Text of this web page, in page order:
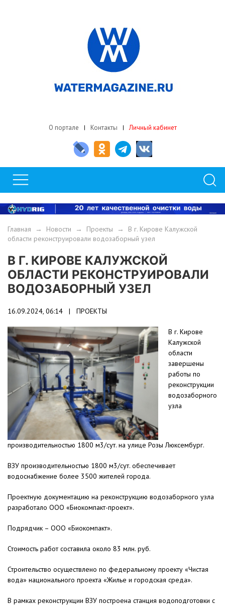
О портале Контакты Личный кабинет
Главная → Новости → Проекты → В г. Кирове Калужской
области реконструировали водозаборный узел
В Г. КИРОВЕ КАЛУЖСКОЙ
ОБЛАСТИ РЕКОНСТРУИРОВАЛИ
ВОДОЗАБОРНЫЙ УЗЕЛ
16.09.2024, 06:14 | ПРОЕКТЫ
В г. Кирове
Калужской
области
завершены
работы по
реконструкции
водозаборного
узла
производительностью 1800 м3/сут. на улице Розы Люксембург.
ВЗУ производительностью 1800 м3/сут. обеспечивает
водоснабжение более 3500 жителей города.
Проектную документацию на реконструкцию водозаборного узла
разработало ООО «Биокомпакт-проект».
Подрядчик – ООО «Биокомпакт».
Стоимость работ составила около 83 млн. руб.
Строительство осуществлено по федеральному проекту «Чистая
вода» национального проекта «Жилье и городская среда».
В рамках реконструкции ВЗУ построена станция водоподготовки с